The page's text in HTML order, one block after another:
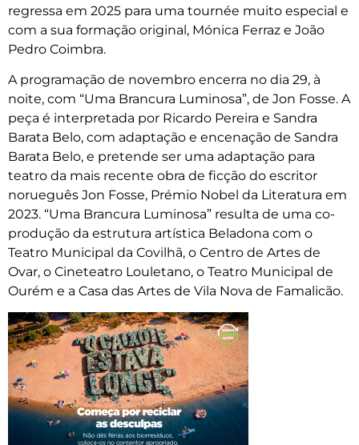
regressa em 2025 para uma tournée muito especial e
com a sua formação original, Mónica Ferraz e João
Pedro Coimbra.
A programação de novembro encerra no dia 29, à
noite, com “Uma Brancura Luminosa”, de Jon Fosse. A
peça é interpretada por Ricardo Pereira e Sandra
Barata Belo, com adaptação e encenação de Sandra
Barata Belo, e pretende ser uma adaptação para
teatro da mais recente obra de ficção do escritor
norueguês Jon Fosse, Prémio Nobel da Literatura em
2023. “Uma Brancura Luminosa” resulta de uma co-
produção da estrutura artística Beladona com o
Teatro Municipal da Covilhã, o Centro de Artes de
Ovar, o Cineteatro Louletano, o Teatro Municipal de
Ourém e a Casa das Artes de Vila Nova de Famalicão.